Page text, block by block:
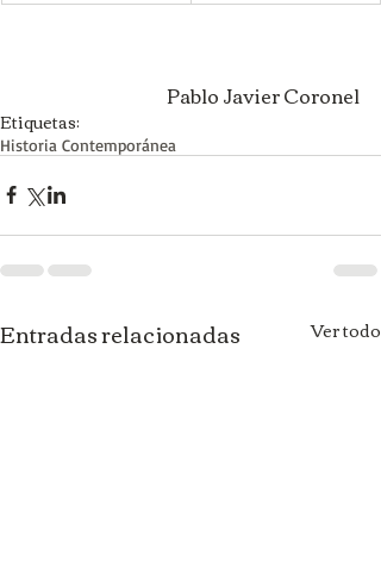
Pablo Javier Coronel
Etiquetas:
Historia Contemporánea
Entradas relacionadas Ver todo